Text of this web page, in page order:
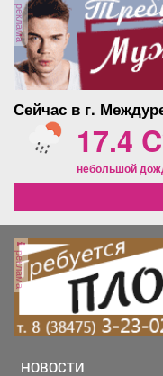
реклама
Сейчас в г.
17.4 C
небольшой
реклама
НОВОСТИ